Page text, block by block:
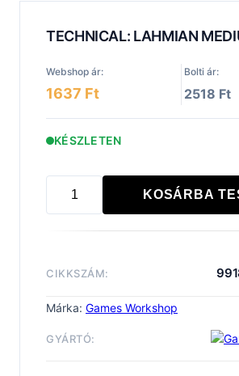
TECHNICAL: LAHMIAN
Webshop ár: Bolti ár:
1637 Ft 2518 Ft
KÉSZLETEN
TECHNICAL:
mennyiség
KOSÁRBA
CIKKSZÁM:
Márka: Games Workshop
GYÁRTÓ: